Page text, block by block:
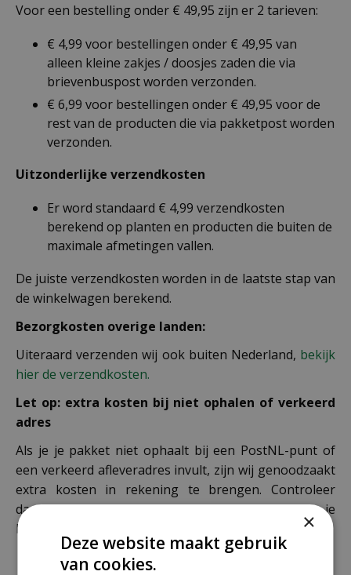
Voor een bestelling onder € 49,95 zijn er 2 tarieven:
€ 4,99 voor bestellingen onder € 49,95 van
alleen kleine zakjes / doosjes zaden die via
brievenbuspost worden verzonden.
€ 6,99 voor bestellingen onder € 49,95 voor de
rest van de producten die via pakketpost worden
verzonden.
Uitzonderlijke verzendkosten
Er word standaard € 4,99 verzendkosten
berekend op planten en producten die buiten de
maximale afmetingen vallen.
De juiste verzendkosten worden in de laatste stap van
de winkelwagen berekend.
Bezorgkosten overige landen:
Uiteraard verzenden wij ook buiten Nederland, bekijk
hier de verzendkosten.
Let op: extra kosten bij niet ophalen of verkeerd
adres
Als je je pakket niet ophaalt bij een PostNL-punt of
een verkeerd afleveradres invult, zijn wij genoodzaakt
extra kosten in rekening te brengen. Controleer
daarom altijd goed je adresgegevens voordat je je
bestelling plaatst.
×
Deze website maakt gebruik
van cookies.